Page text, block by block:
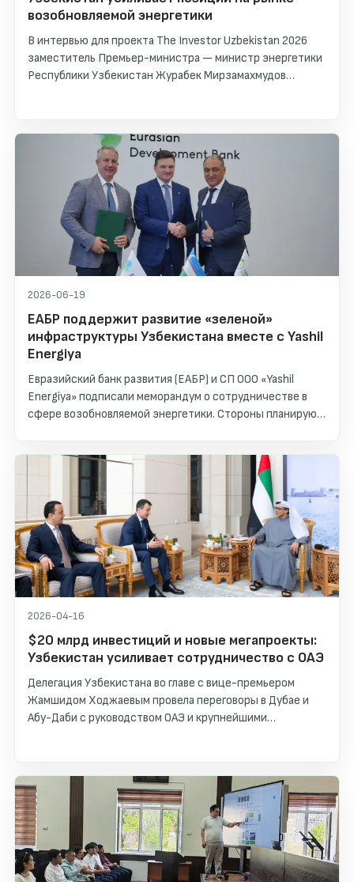
возобновляемой энергетики
В интервью для проекта The Investor Uzbekistan 2026
заместитель Премьер-министра — министр энергетики
Республики Узбекистан Журабек Мирзамахмудов
инвесторов. Основной акцент сделан на росте
солнечной и ветровой генерации, развитии систем
накопления энергии и долгосрочной инвестиционной
стратегии до 2030 года.
2026-06-19
ЕАБР поддержит развитие «зеленой»
инфраструктуры Узбекистана вместе с Yashil
Energiya
Евразийский банк развития (ЕАБР) и СП ООО «Yashil
Energiya» подписали меморандум о сотрудничестве в
сфере возобновляемой энергетики. Стороны планируют
строительства зарядных станций для электромобилей и
малых гидроэлектростанций на территории
Узбекистана.
2026-04-16
$20 млрд инвестиций и новые мегапроекты:
Узбекистан усиливает сотрудничество с ОАЭ
Делегация Узбекистана во главе с вице-премьером
Жамшидом Ходжаевым провела переговоры в Дубае и
Абу-Даби с руководством ОАЭ и крупнейшими